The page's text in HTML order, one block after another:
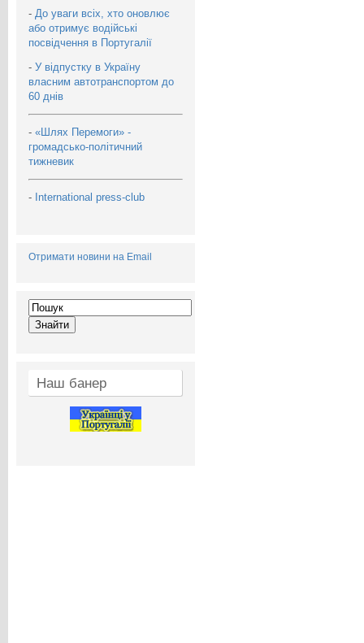
- До уваги всіх, хто оновлює
або отримує водійські
посвідчення в Португалії
- У відпустку в Україну
власним автотранспортом до
60 днів
- «Шлях Перемоги» -
громадсько-політичний
тижневик
- International press-club
Отримати новини на Email
Наш банер